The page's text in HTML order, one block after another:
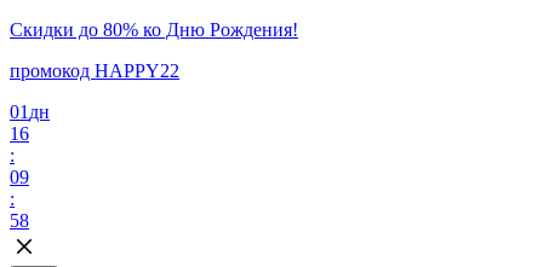
Скидки до 80% ко Дню Рождения!
промокод HAPPY22
01 дн
16
:
09
:
58